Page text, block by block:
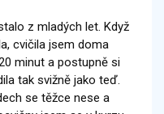
z mladých let. Když
cvičila jsem doma
minut a postupně si
tak svižně jako teď.
se těžce nese a